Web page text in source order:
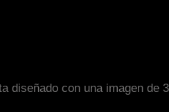
diseñado con una imagen de